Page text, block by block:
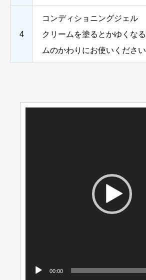
4
コンディショニングジェル
クリームを塗るとかゆくな
ムのかわりにお使いください
00:00